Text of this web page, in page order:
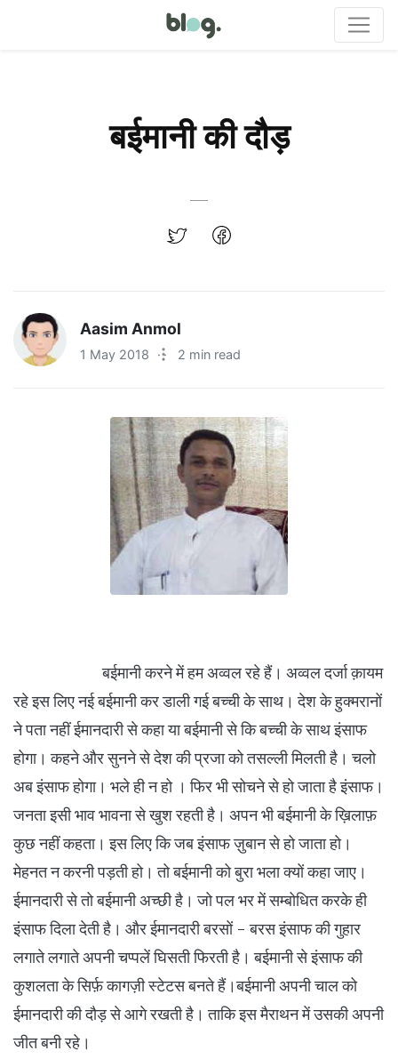
बईमानी की दौड़
Aasim Anmol
1 May 2018 · 2 min read
बईमानी करने में हम अव्वल रहे हैं। अव्वल दर्जा क़ायम
रहे इस लिए नई बईमानी कर डाली गई बच्ची के साथ। देश के हुक्मरानों
ने पता नहीं ईमानदारी से कहा या बईमानी से कि बच्ची के साथ इंसाफ
होगा। कहने और सुनने से देश की प्रजा को तसल्ली मिलती है। चलो
अब इंसाफ होगा। भले ही न हो । फिर भी सोचने से हो जाता है इंसाफ।
जनता इसी भाव भावना से खुश रहती है। अपन भी बईमानी के ख़िलाफ़
कुछ नहीं कहता। इस लिए कि जब इंसाफ ज़ुबान से हो जाता हो।
मेहनत न करनी पड़ती हो। तो बईमानी को बुरा भला क्यों कहा जाए।
ईमानदारी से तो बईमानी अच्छी है। जो पल भर में सम्बोधित करके ही
इंसाफ दिला देती है। और ईमानदारी बरसों - बरस इंसाफ की गुहार
लगाते लगाते अपनी चप्पलें घिसती फिरती है। बईमानी से इंसाफ की
कुशलता के सिर्फ़ कागज़ी स्टेटस बनते हैं।बईमानी अपनी चाल को
ईमानदारी की दौड़ से आगे रखती है। ताकि इस मैराथन में उसकी अपनी
जीत बनी रहे।